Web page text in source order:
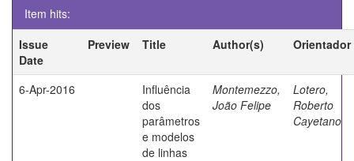
Item hits:
Issue
Date
Preview Title Author(s) Orientador
6-Apr-2016
Influência
dos
parâmetros
e modelos
de linhas
Montemezzo,
João Felipe
Lotero,
Roberto
Cayetano